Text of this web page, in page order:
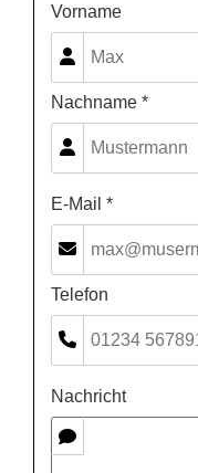
Vorname
Nachname *
E-Mail *
Telefon
Nachricht